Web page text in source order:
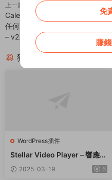
上一篇
Calendar Anything – 日曆中顯示
任何 WordPress 自定義文章類型
– v2.30
猜你喜歡
WordPress插件
Stellar Video Player – 響應式
視頻播放器WordPress插件 –
v2.9
2025-03-19 5
免
賺